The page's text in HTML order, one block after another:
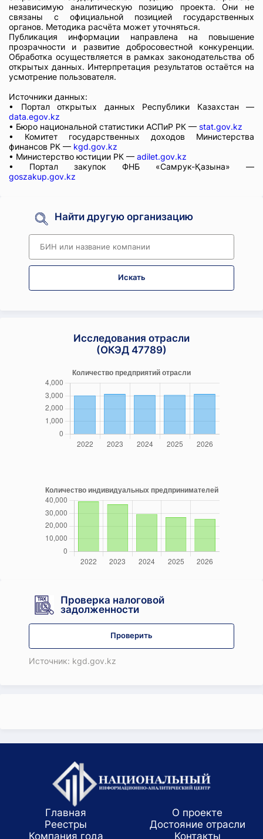
независимую аналитическую позицию проекта. Они не
связаны с официальной позицией государственных
органов. Методика расчёта может уточняться.
Публикация информации направлена на повышение
прозрачности и развитие добросовестной конкуренции.
Обработка осуществляется в рамках законодательства об
открытых данных. Интерпретация результатов остаётся на
усмотрение пользователя.
Источники данных:
• Портал открытых данных Республики Казахстан —
data.egov.kz
• Бюро национальной статистики АСПиР РК — stat.gov.kz
• Комитет государственных доходов Министерства
финансов РК — kgd.gov.kz
• Министерство юстиции РК — adilet.gov.kz
• Портал закупок ФНБ «Самрук-Қазына» —
goszakup.gov.kz
Найти другую организацию
Искать
Исследования отрасли
(ОКЭД 47789)
Проверка налоговой
задолженности
Проверить
Источник: kgd.gov.kz
Главная
О проекте
Реестры
Достояние отрасли
Компания года
Koнтaкты